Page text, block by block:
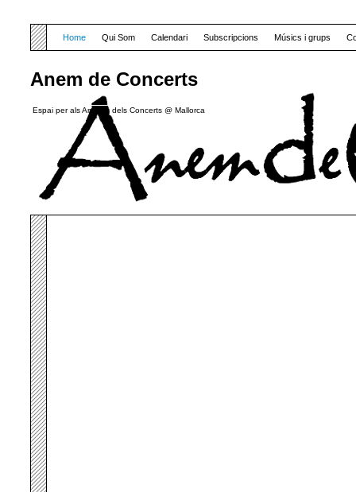
Anem de Concerts
Espai per als Amants dels Concerts @ Mallorca
Home Qui Som Calendari Subscripcions Músics i grups